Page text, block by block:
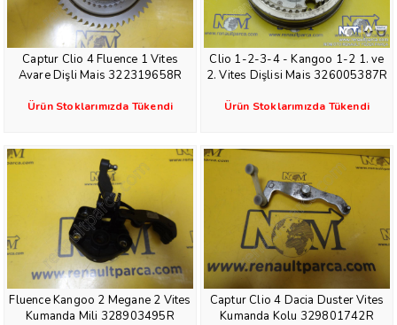
Captur Clio 4 Fluence 1 Vites
Avare Dişli Mais 322319658R
Ürün Stoklarımızda Tükendi
Clio 1-2-3-4 - Kangoo 1-2 1. ve
2. Vites Dişlisi Mais 326005387R
Ürün Stoklarımızda Tükendi
Fluence Kangoo 2 Megane 2 Vites
Kumanda Mili 328903495R
Captur Clio 4 Dacia Duster Vites
Kumanda Kolu 329801742R